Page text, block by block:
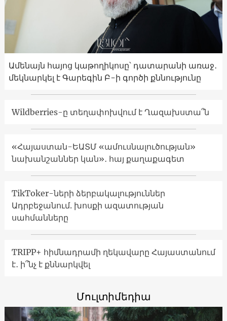
Ամենայն հայոց կաթողիկոսը՝ դատարանի առաջ․
մեկնարկել է Գարեգին Բ-ի գործի քննությունը
Wildberries-ը տեղափոխվում է Ղազախստա՞ն
«Հայաստան-ԵԱՏՄ «ամուսնալուծության»
նախանշաններ կան»․ հայ քաղաքագետ
TikToker-ների ձերբակալություններ
Ադրբեջանում. խոսքի ազատության
սահմանները
TRIPP+ հիմնադրամի ղեկավարը Հայաստանում
է․ ի՞նչ է քննարկվել
Մուլտիմեդիա